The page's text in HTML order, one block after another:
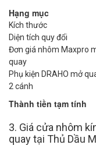
Hạng mục
Kích thước
Diện tích quy đổi
Đơn giá nhôm Maxpro
quay
Phụ kiện DRAHO mở
2 cánh
Thành tiền tạm tính
3. Giá cửa nhôm
quay tại Thủ Dầu